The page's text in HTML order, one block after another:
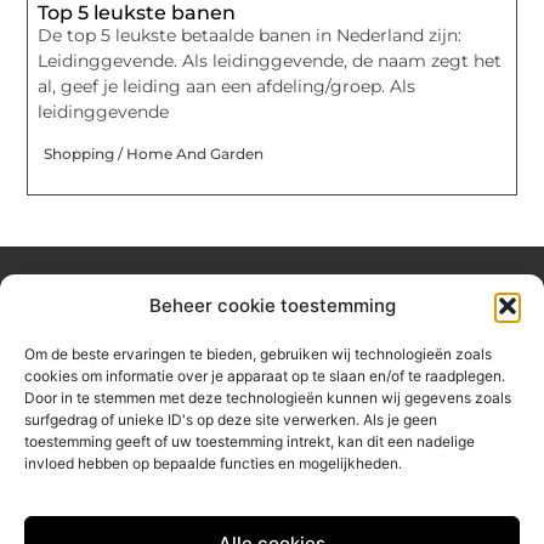
Beheer cookie toestemming
Om de beste ervaringen te bieden, gebruiken wij technologieën zoals
cookies om informatie over je apparaat op te slaan en/of te raadplegen.
Door in te stemmen met deze technologieën kunnen wij gegevens zoals
surfgedrag of unieke ID's op deze site verwerken. Als je geen
toestemming geeft of uw toestemming intrekt, kan dit een nadelige
invloed hebben op bepaalde functies en mogelijkheden.
Top 5 leukste banen
De top 5 leukste betaalde banen in Nederland zijn:
Leidinggevende. Als leidinggevende, de naam zegt het
al, geef je leiding aan een afdeling/groep. Als
leidinggevende
Shopping / Home And Garden
Jouw gids voor inspiratie en tips uit het dagelijks leven.
Ontdek een brede verzameling blogs en artikelen die je helpen
om het meeste uit elke dag te halen, met praktische adviezen
en verrassende inzichten.
Bericht categorie